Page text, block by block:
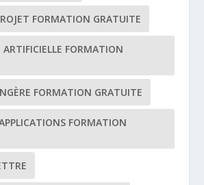
FORMATION GRATUITE
ARTIFICIELLE FORMATION
FORMATION GRATUITE
FORMATION